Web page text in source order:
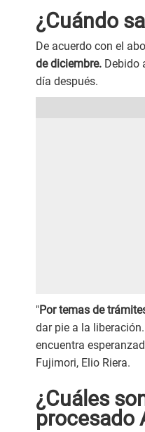
¿Cuándo
De acuerdo con el
de diciembre. Debido
día después.
"Por temas de
dar pie a la
encuentra
Fujimori, Elio Riera.
¿Cuáles
procesado